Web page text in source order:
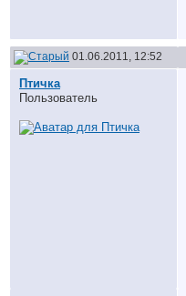
01.06.2011, 12:52
Птичка
Пользователь